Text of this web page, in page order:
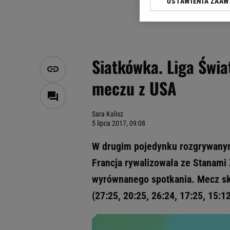
Siatkówka. Liga
meczu z USA
Sara Kalisz
5 lipca 2017, 09:08
W drugim pojedynku
Francja rywalizowała ze
wyrównanego spotkania. Mecz
(27:25, 20:25, 26:24, 17:25,
Klikając „Akceptuję”
Zaufanych Partnerów i
My, nasi Zaufani
Użycie dokładnych
Przechowywanie